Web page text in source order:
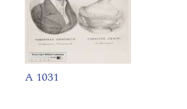
A 1031